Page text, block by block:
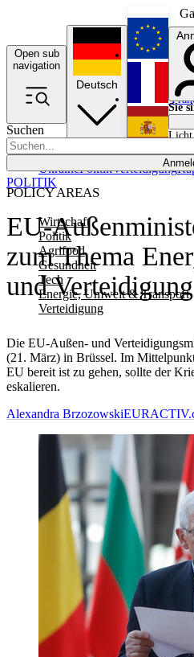
Open sub
navigation
Suchen
POLICY AREAS
Wirtschaft
Politik
Agrifood
Gesundheit
Tech
Energie, Umwelt & Transport
Verteidigung
UkrainePolitikVerteidigung
Deutsch
Sie
Licht
EU-
zum Thema
und Verteidigung
Die EU-Außen- und
(21. März) in Brüssel. Im
EU bereit ist zu gehen, sollte der
eskalieren.
POLITIK
Alexandra Brzozowski